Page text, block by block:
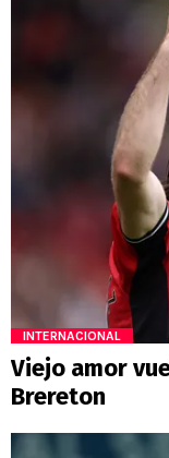
INTERNACIONAL
Viejo amor
Brereton